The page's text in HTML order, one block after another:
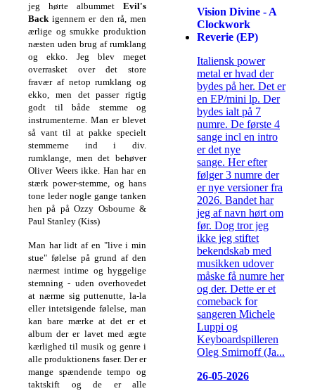
jeg hørte albummet Evil's
Backigennem er den rå, men
ærlige og smukke produktion
næsten uden brug af rumklang
og ekko. Jeg blev meget
overrasket over det store
fravær af netop rumklang og
ekko, men det passer rigtig
godt til både stemme og
instrumenterne. Man er blevet
så vant til at pakke specielt
stemmerne ind i div.
rumklange, men det behøver
Oliver Weers ikke. Han har en
stærk power-stemme, og hans
tone leder nogle gange tanken
hen på på Ozzy Osbourne &
Paul Stanley (Kiss)
Man har lidt af en "live i min
stue" følelse på grund af den
nærmest intime og hyggelige
stemning - uden overhovedet
at nærme sig puttenutte, la-la
eller intetsigende følelse, man
kan bare mærke at det er et
album der er lavet med ægte
kærlighed til musik og genre i
alle produktionens faser. Der er
mange spændende tempo og
taktskift og de er alle
Vision Divine - A
Clockwork
Reverie (EP)
Italiensk power
metal er hvad der
bydes på her. Det er
en EP/mini lp. Der
bydes ialt på 7
numre. De første 4
sange incl en intro
er det nye
sange. Her efter
følger 3 numre der
er nye versioner fra
2026. Bandet har
jeg af navn hørt om
før. Dog tror jeg
ikke jeg stiftet
bekendskab med
musikken udover
måske få numre her
og der. Dette er et
comeback for
sangeren Michele
Luppi og
Keyboardspilleren
Oleg Smirnoff (Ja...
26-05-2026